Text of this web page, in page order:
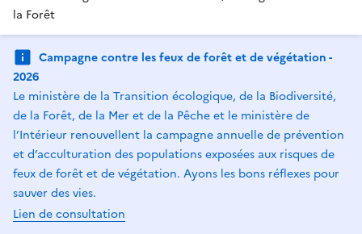
la Forêt
Campagne contre les feux de forêt et de végétation -
2026
Le ministère de la Transition écologique, de la Biodiversité,
de la Forêt, de la Mer et de la Pêche et le ministère de
l’Intérieur renouvellent la campagne annuelle de prévention
et d’acculturation des populations exposées aux risques de
feux de forêt et de végétation. Ayons les bons réflexes pour
sauver des vies.
Lien de consultation